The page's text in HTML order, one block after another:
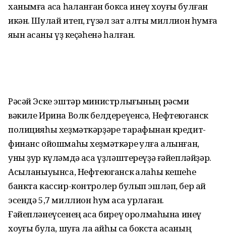
ханымға аҡса һаҡланған боксҡа инеү хоҡуғы булған
икән. Шулай итеп, гүзәл зат алты миллион һумға
яҡын аҡсаны үҙ кеҫәһенә һалған.
Рәсәй Эске эштәр министрлығының рәсми
вәкиле Ирина Волк белдереүенсә, Нефтеюганск
полицияһы хеҙмәткәрҙәре тарафынан кредит-
финанс ойошмаһы хеҙмәткәре ҡулға алынған,
уны ҙур күләмдә аҡса үҙләштереүҙә ғәйепләйҙәр.
Асыҡланыуынса, Нефтеюганск ҡалаһы кешеһе
банкта кассир-контролер булып эшләп, бер ай
эсендә 5,7 миллион һум аҡса урлаған.
Ғәйепләнеүсенең аҡса биреү ҡоролмаһына инеү
хоҡуғы була, шуға ла ҡайһы саҡ бокста аҡсаның